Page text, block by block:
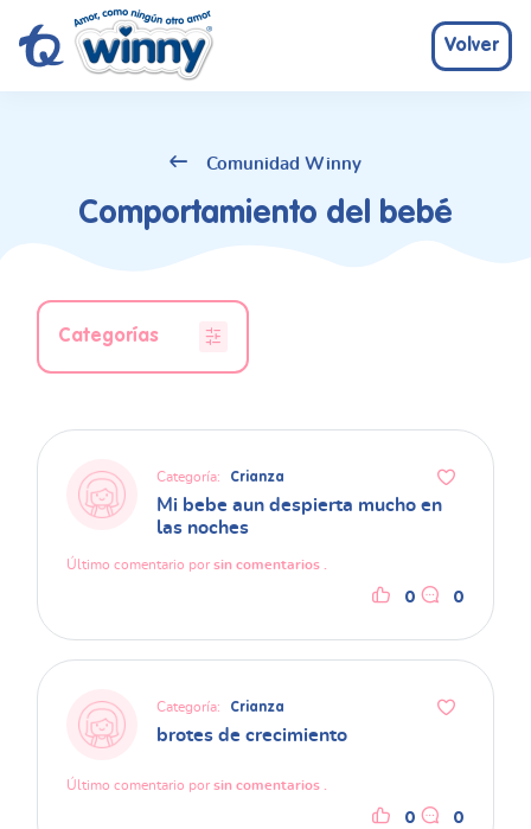
Volver
Comunidad Winny
Comportamiento del bebé
Categorías
Categoría: Crianza
Mi bebe aun despierta mucho en
las noches
Último comentario por sin comentarios .
0 0
Categoría: Crianza
brotes de crecimiento
Último comentario por sin comentarios .
0 0